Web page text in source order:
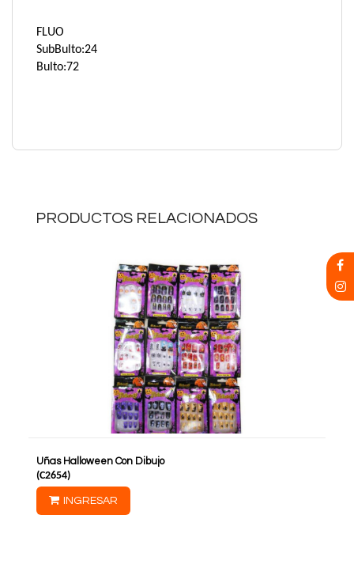
FLUO
SubBulto:24
Bulto:72
PRODUCTOS RELACIONADOS
Uñas Halloween Con Dibujo
(C2654)
INGRESAR